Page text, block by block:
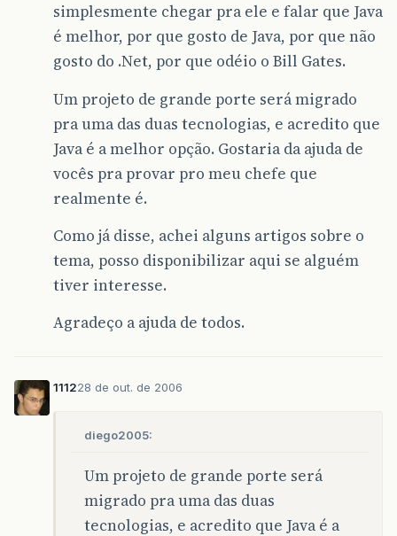
simplesmente chegar pra ele e falar que Java
é melhor, por que gosto de Java, por que não
gosto do .Net, por que odéio o Bill Gates.
Um projeto de grande porte será migrado
pra uma das duas tecnologias, e acredito que
Java é a melhor opção. Gostaria da ajuda de
vocês pra provar pro meu chefe que
realmente é.
Como já disse, achei alguns artigos sobre o
tema, posso disponibilizar aqui se alguém
tiver interesse.
Agradeço a ajuda de todos.
111228 de out. de 2006
diego2005:
Um projeto de grande porte será
migrado pra uma das duas
tecnologias, e acredito que Java é a